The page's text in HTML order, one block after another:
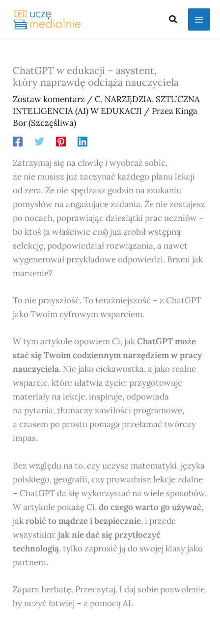
Szukaj
ChatGPT w edukacji – asystent,
który naprawdę odciąża nauczyciela
Zostaw komentarz /C, NARZĘDZIA, SZTUCZNA
INTELIGENCJA (AI) W EDUKACJI / Przez Kinga
Bor (Szczęśliwa)
Zatrzymaj się na chwilę i wyobraź sobie,
że nie musisz już zaczynać każdego planu lekcji
od zera. Że nie spędzasz godzin na szukaniu
pomysłów na angażujące zadania. Że nie zostajesz
po nocach, poprawiając dziesiątki prac uczniów –
bo ktoś (a właściwie coś) już zrobił wstępną
selekcję, podpowiedział rozwiązania, a nawet
wygenerował przykładowe odpowiedzi. Brzmi jak
marzenie?
To nie przyszłość. To teraźniejszość – z ChatGPT
jako Twoim cyfrowym wsparciem.
W tym artykule opowiem Ci, jakChatGPT może
stać się Twoim codziennym narzędziem w pracy
nauczyciela. Nie jako ciekawostka, a jako realne
wsparcie, które ułatwia życie: przygotowuje
materiały na lekcje, inspiruje, odpowiada
na pytania, tłumaczy zawiłości programowe,
a czasem po prostu pomaga przełamać twórczy
impas.
Bez względu na to, czy uczysz matematyki, języka
polskiego, geografii, czy prowadzisz lekcje zdalne
– ChatGPT da się wykorzystać na wiele sposobów.
W artykule pokażę Ci,do czego warto go używać,
jakrobić to mądrze i bezpiecznie, i przede
wszystkim:jak nie dać się przytłoczyć
technologią, tylko zaprosić ją do swojej klasy jako
partnera.
Zaparz herbatę. Przeczytaj. I daj sobie pozwolenie,
by uczyć łatwiej – z pomocą AI.